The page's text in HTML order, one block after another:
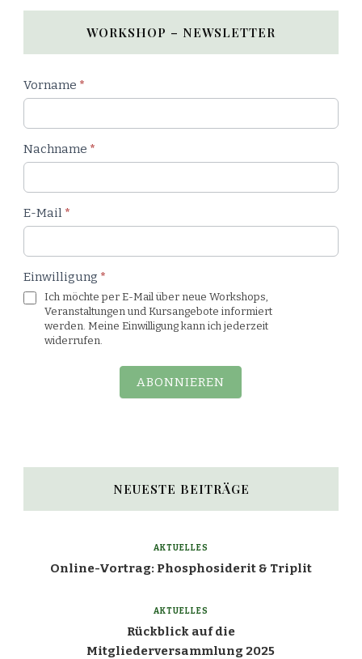
WORKSHOP – NEWSLETTER
Newsletter
Vorname *
Nachname *
E-Mail *
Einwilligung *
Ich möchte per E-Mail über neue Workshops,
Veranstaltungen und Kursangebote informiert
werden. Meine Einwilligung kann ich jederzeit
widerrufen.
ABONNIEREN
NEUESTE BEITRÄGE
AKTUELLES
Online-Vortrag: Phosphosiderit & Triplit
AKTUELLES
Rückblick auf die
Mitgliederversammlung 2025